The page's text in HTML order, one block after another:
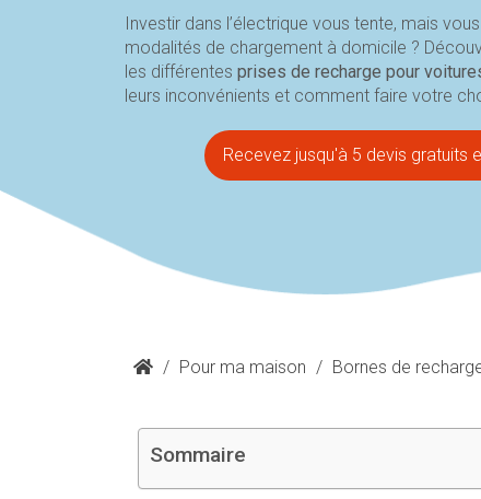
Investir dans l’électrique vous tente, mais
modalités de chargement à domicile ?
les différentes prises de recharge pour
leurs inconvénients et comment faire votre
Recevez jusqu'à 5 devis gratuits
/ Pour ma maison / Bornes de
Sommaire